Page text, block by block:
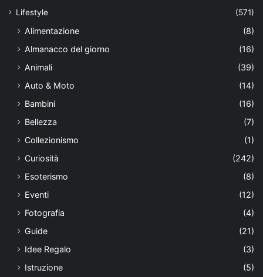
Lifestyle (571)
Alimentazione
(8)
Almanacco del giorno
(16)
Animali
(39)
Auto & Moto
(14)
Bambini
(16)
Bellezza
(7)
Collezionismo
(1)
Curiosità
(242)
Esoterismo
(8)
Eventi
(12)
Fotografia
(4)
Guide
(21)
Idee Regalo
(3)
Istruzione
(5)